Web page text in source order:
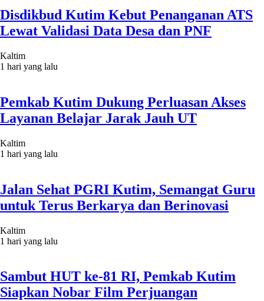
Disdikbud Kutim Kebut Penanganan ATS
Lewat Validasi Data Desa dan PNF
Kaltim
1 hari yang lalu
Pemkab Kutim Dukung Perluasan Akses
Layanan Belajar Jarak Jauh UT
Kaltim
1 hari yang lalu
Jalan Sehat PGRI Kutim, Semangat Guru
untuk Terus Berkarya dan Berinovasi
Kaltim
1 hari yang lalu
Sambut HUT ke-81 RI, Pemkab Kutim
Siapkan Nobar Film Perjuangan